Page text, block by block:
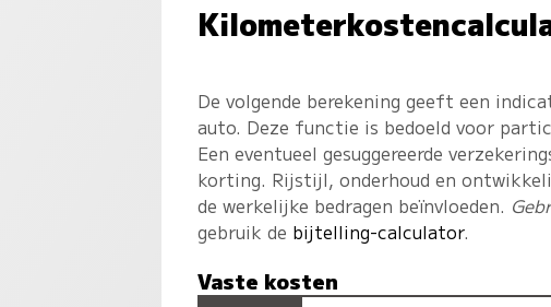
De volgende berekening geeft een
auto. Deze functie is bedoeld voor
Een eventueel gesuggereerde
korting. Rijstijl, onderhoud en
de werkelijke bedragen beïnvloeden.
gebruik de bijtelling-calculator.
Vaste kosten